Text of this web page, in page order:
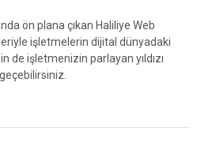
ön plana çıkan Haliliye Web
işletmelerin dijital dünyadaki
de işletmenizin parlayan yıldızı